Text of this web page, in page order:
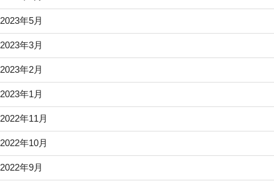
2023年5月
2023年3月
2023年2月
2023年1月
2022年11月
2022年10月
2022年9月